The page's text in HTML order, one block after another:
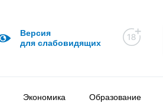
Версия
для слабовидящих
Экономика Образование